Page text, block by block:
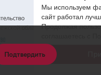
Подтвердить
Мы используем
сайт работал
Продолжая